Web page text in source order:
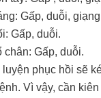
Gấp, duỗi,
Gấp, duỗi.
chân: Gấp, duỗi.
luyện phục hồi sẽ
Vì vậy, cần